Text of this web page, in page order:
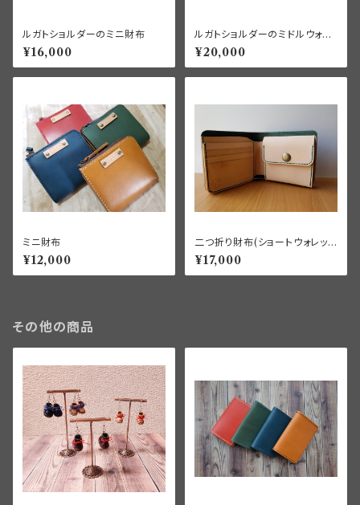
ルガトショルダーのミニ財布
¥16,000
ルガトショルダーのミドルウォレ
ット
¥20,000
ミニ財布
¥12,000
二つ折り財布(ショートウォレッ
ト)
¥17,000
その他の商品